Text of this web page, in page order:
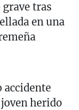
grave tras
en una
accidente
herido